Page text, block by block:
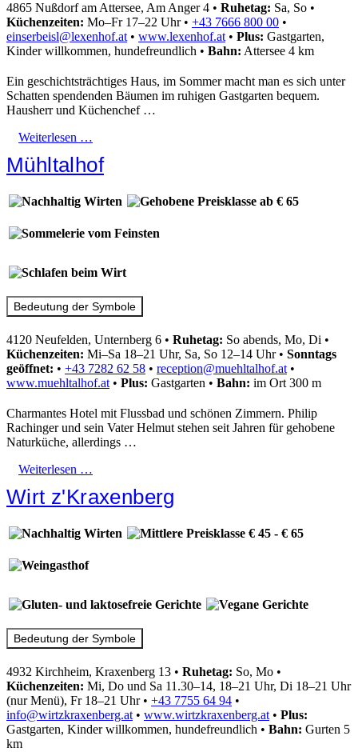
4865 Nußdorf am Attersee, Am Anger 4 • Ruhetag: Sa, So •
Küchenzeiten: Mo–Fr 17–22 Uhr• +43 7666 800 00 •
einserbeisl@lexenhof.at • www.lexenhof.at • Plus: Gastgarten,
Kinder willkommen, hundefreundlich • Bahn: Attersee 4 km
Ein geschichtsträchtiges Haus, im Sommer macht man es sich unter
Schatten spendenden Bäumen im ruhigen Gastgarten bequem.
Hausherr und Küchenchef …
Weiterlesen …
Mühltalhof
Bedeutung der Symbole
4120 Neufelden, Unternberg 6 • Ruhetag: So abends, Mo, Di •
Küchenzeiten: Mi–Sa 18–21 Uhr, Sa, So 12–14 Uhr• Sonntags
geöffnet: • +43 7282 62 58 • reception@muehltalhof.at •
www.muehltalhof.at • Plus: Gastgarten • Bahn: im Ort 300 m
Charmantes Hotel mit Flussbad und schönen Zimmern. Philip
Rachinger und sein Vater Helmut stehen seit Jahren für gehobene
Naturküche, allerdings …
Weiterlesen …
Wirt z'Kraxenberg
Bedeutung der Symbole
4932 Kirchheim, Kraxenberg 13 • Ruhetag: So, Mo •
Küchenzeiten: Mi, Do und Sa 11.30–14, 18–21 Uhr, Di 18–21 Uhr
(nur Menü), Fr 18–21 Uhr• +43 7755 64 94 •
info@wirtzkraxenberg.at • www.wirtzkraxenberg.at • Plus:
Gastgarten, Kinder willkommen, hundefreundlich • Bahn: Gurten 5
km